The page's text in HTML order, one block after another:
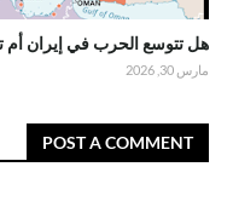
هل تتوسع الحرب في إيران أم
مارس 30, 2026
POST A COMMENT